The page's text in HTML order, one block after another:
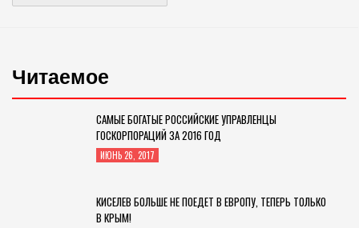
Читаемое
САМЫЕ БОГАТЫЕ РОССИЙСКИЕ УПРАВЛЕНЦЫ
ГОСКОРПОРАЦИЙ ЗА 2016 ГОД
ИЮНЬ 26, 2017
КИСЕЛЕВ БОЛЬШЕ НЕ ПОЕДЕТ В ЕВРОПУ, ТЕПЕРЬ ТОЛЬКО
В КРЫМ!